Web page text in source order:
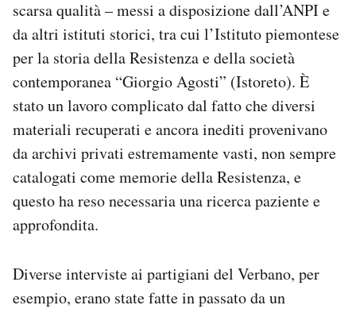
scarsa qualità – messi a disposizione dall’ANPI e
da altri istituti storici, tra cui l’Istituto piemontese
per la storia della Resistenza e della società
contemporanea “Giorgio Agosti” (Istoreto). È
stato un lavoro complicato dal fatto che diversi
materiali recuperati e ancora inediti provenivano
da archivi privati estremamente vasti, non sempre
catalogati come memorie della Resistenza, e
questo ha reso necessaria una ricerca paziente e
approfondita.
Diverse interviste ai partigiani del Verbano, per
esempio, erano state fatte in passato da un